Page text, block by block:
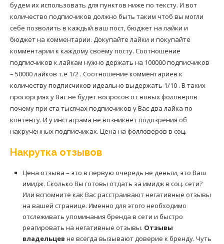
будем их использовать для пунктов ниже по тексту. И вот
количество подписчиков должно быть таким чтоб вы могли
себе позволить в каждый ваш пост, бюджет на лайки и
бюджет на комментарии. Докупайте лайки и покупайте
комментарии к каждому своему посту. Соотношение
подписчиков к лайкам нужно держать на 100000 подписчиков
– 50000 лайков т.е 1/2 . Соотношение комментариев к
количеству подписчиков идеально выдержать 1/10 . В таких
пропорциях у Вас не будет вопросов от новых фоловеров
почему при ста тысячах подписчиков у Вас два лайка по
контенту. И у инстаграма не возникнет подозрения об
накрученных подписчиках. Цена на фолловеров в соц.
Накрутка отзывов
Цена отзыва – это в первую очередь не деньги, это Ваш
имидж. Сколько Вы готовы отдать за имидж в соц. сети?
Или вспомните как Вас расстраивают негативные отзывы
на вашей странице. Именно для этого необходимо
отслеживать упоминания бренда в сети и быстро
реагировать на негативные отзывы. Отзывы
владельцев не всегда вызывают доверие к бренду. Чуть